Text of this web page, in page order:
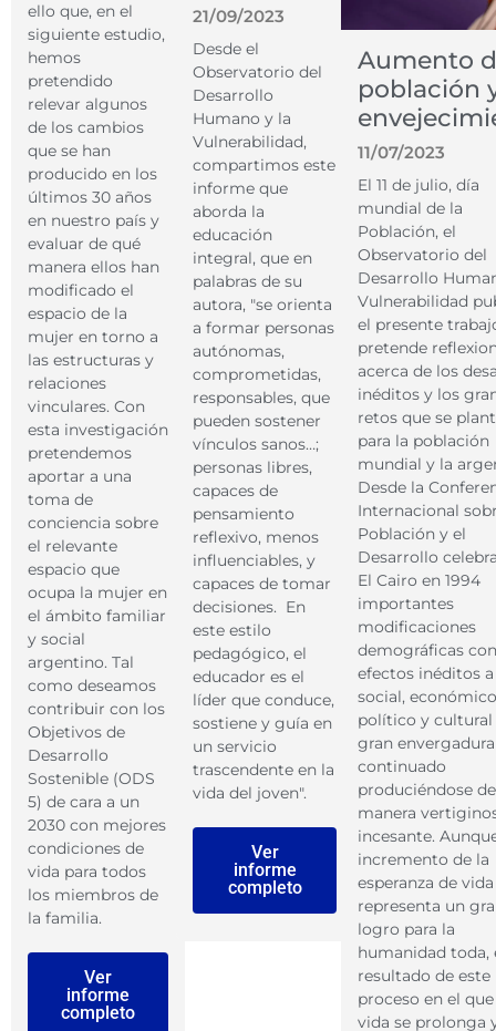
ello que, en el
siguiente estudio,
hemos
pretendido
relevar algunos
de los cambios
que se han
producido en los
últimos 30 años
en nuestro país y
evaluar de qué
manera ellos han
modificado el
espacio de la
mujer en torno a
las estructuras y
relaciones
vinculares. Con
esta investigación
pretendemos
aportar a una
toma de
conciencia sobre
el relevante
espacio que
ocupa la mujer en
el ámbito familiar
y social
argentino. Tal
como deseamos
contribuir con los
Objetivos de
Desarrollo
Sostenible (ODS
5) de cara a un
2030 con mejores
condiciones de
vida para todos
los miembros de
la familia.
Ver
informe
completo
21/09/2023
Desde el
Observatorio del
Desarrollo
Humano y la
Vulnerabilidad,
compartimos este
informe que
aborda la
educación
integral, que en
palabras de su
autora, "se orienta
a formar personas
autónomas,
comprometidas,
responsables, que
pueden sostener
vínculos sanos…;
personas libres,
capaces de
pensamiento
reflexivo, menos
influenciables, y
capaces de tomar
decisiones. En
este estilo
pedagógico, el
educador es el
líder que conduce,
sostiene y guía en
un servicio
trascendente en la
vida del joven".
Ver
informe
completo
Aumento
población
11/07/2023
El 11 de julio, día
mundial de la
Población, el
Observatorio del
Desarrollo
Vulnerabilidad
el presente
pretende
acerca de los
inéditos y los
retos que se
para la población
mundial y la
Desde la
Internacional
Población y el
Desarrollo
El Cairo en 1994
importantes
modificaciones
demográficas con
efectos inéditos
social,
político y cultural
gran
continuado
produciéndose de
manera
incesante.
incremento de la
esperanza de vida
representa un
logro para la
humanidad toda,
resultado de este
proceso en el
vida se prolonga